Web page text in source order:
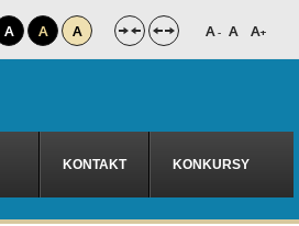
A A A A- A A+
KONTAKT KONKURSY